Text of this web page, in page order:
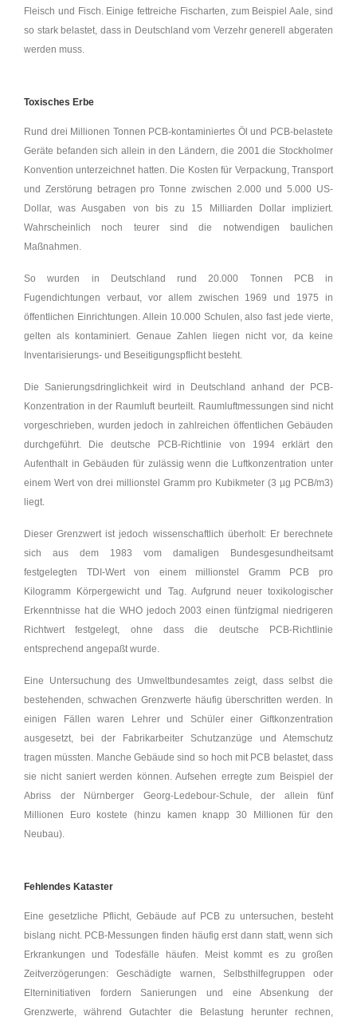
Fleisch und Fisch. Einige fettreiche Fischarten, zum Beispiel Aale, sind
so stark belastet, dass in Deutschland vom Verzehr generell abgeraten
werden muss.
Toxisches Erbe
Rund drei Millionen Tonnen PCB-kontaminiertes Öl und PCB-belastete
Geräte befanden sich allein in den Ländern, die 2001 die Stockholmer
Konvention unterzeichnet hatten. Die Kosten für Verpackung, Transport
und Zerstörung betragen pro Tonne zwischen 2.000 und 5.000 US-
Dollar, was Ausgaben von bis zu 15 Milliarden Dollar impliziert.
Wahrscheinlich noch teurer sind die notwendigen baulichen
Maßnahmen.
So wurden in Deutschland rund 20.000 Tonnen PCB in
Fugendichtungen verbaut, vor allem zwischen 1969 und 1975 in
öffentlichen Einrichtungen. Allein 10.000 Schulen, also fast jede vierte,
gelten als kontaminiert. Genaue Zahlen liegen nicht vor, da keine
Inventarisierungs- und Beseitigungspflicht besteht.
Die Sanierungsdringlichkeit wird in Deutschland anhand der PCB-
Konzentration in der Raumluft beurteilt. Raumluftmessungen sind nicht
vorgeschrieben, wurden jedoch in zahlreichen öffentlichen Gebäuden
durchgeführt. Die deutsche PCB-Richtlinie von 1994 erklärt den
Aufenthalt in Gebäuden für zulässig wenn die Luftkonzentration unter
einem Wert von drei millionstel Gramm pro Kubikmeter (3 µg PCB/m3)
liegt.
Dieser Grenzwert ist jedoch wissenschaftlich überholt: Er berechnete
sich aus dem 1983 vom damaligen Bundesgesundheitsamt
festgelegten TDI-Wert von einem millionstel Gramm PCB pro
Kilogramm Körpergewicht und Tag. Aufgrund neuer toxikologischer
Erkenntnisse hat die WHO jedoch 2003 einen fünfzigmal niedrigeren
Richtwert festgelegt, ohne dass die deutsche PCB-Richtlinie
entsprechend angepaßt wurde.
Eine Untersuchung des Umweltbundesamtes zeigt, dass selbst die
bestehenden, schwachen Grenzwerte häufig überschritten werden. In
einigen Fällen waren Lehrer und Schüler einer Giftkonzentration
ausgesetzt, bei der Fabrikarbeiter Schutzanzüge und Atemschutz
tragen müssten. Manche Gebäude sind so hoch mit PCB belastet, dass
sie nicht saniert werden können. Aufsehen erregte zum Beispiel der
Abriss der Nürnberger Georg-Ledebour-Schule, der allein fünf
Millionen Euro kostete (hinzu kamen knapp 30 Millionen für den
Neubau).
Fehlendes Kataster
Eine gesetzliche Pflicht, Gebäude auf PCB zu untersuchen, besteht
bislang nicht. PCB-Messungen finden häufig erst dann statt, wenn sich
Erkrankungen und Todesfälle häufen. Meist kommt es zu großen
Zeitverzögerungen: Geschädigte warnen, Selbsthilfegruppen oder
Elterninitiativen fordern Sanierungen und eine Absenkung der
Grenzwerte, während Gutachter die Belastung herunter rechnen,